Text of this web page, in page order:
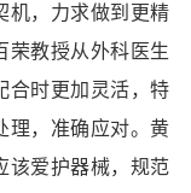
机，力求做到更精
荣教授从外科医生
合时更加灵活，特
理，准确应对。黄
该爱护器械，规范